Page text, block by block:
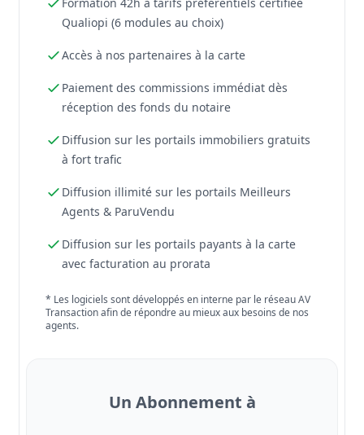
Formation 42h à tarifs préférentiels certifiée
Qualiopi (6 modules au choix)
Accès à nos partenaires à la carte
Paiement des commissions immédiat dès
réception des fonds du notaire
Diffusion sur les portails immobiliers gratuits
à fort trafic
Diffusion illimité sur les portails Meilleurs
Agents & ParuVendu
Diffusion sur les portails payants à la carte
avec facturation au prorata
* Les logiciels sont développés en interne par le réseau AV
Transaction afin de répondre au mieux aux besoins de nos
agents.
Un Abonnement à